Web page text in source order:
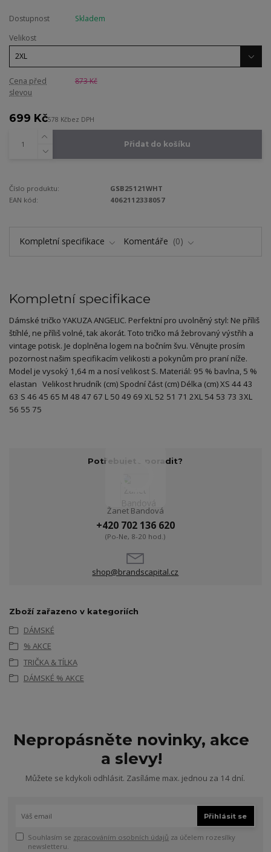
Dostupnost
Skladem
Velikost
Cena před
slevou
873 Kč
699 Kč578 Kčbez DPH
Přidat do košíku
Číslo produktu:
GSB25121WHT
EAN kód:
4062112338057
Kompletní specifikace Komentáře 0
Kompletní specifikace
Dámské tričko YAKUZA ANGELIC. Perfektní pro uvolněný styl: Ne příliš
štíhlé, ne příliš volné, tak akorát. Toto tričko má žebrovaný výstřih a
vintage potisk. Je doplněna logem na bočním švu. Věnujte prosím
pozornost našim specifikacím velikosti a pokynům pro praní níže.
Model je vysoký 1,64 m a nosí velikost S. Materiál: 95 % bavlna, 5 %
elastan Velikost hrudník (cm) Spodní část (cm) Délka (cm) XS 44 43
63 S 46 45 65 M 48 47 67 L 50 49 69 XL 52 51 71 2XL 54 53 73 3XL
56 55 75
Potřebujete poradit?
Žanet Bandová
+420 702 136 620
(Po-Ne, 8-20 hod.)
shop@brandscapital.cz
Zboží zařazeno v kategoriích
DÁMSKÉ
% AKCE
TRIČKA & TÍLKA
DÁMSKÉ % AKCE
Nepropásněte novinky, akce
a slevy!
Můžete se kdykoli odhlásit. Zasíláme max. jednou za 14 dní.
Přihlásit se
Souhlasím se zpracováním osobních údajů za účelem rozesílky
newsletteru.